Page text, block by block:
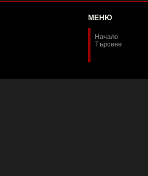
МЕНЮ
Начало
Търсене